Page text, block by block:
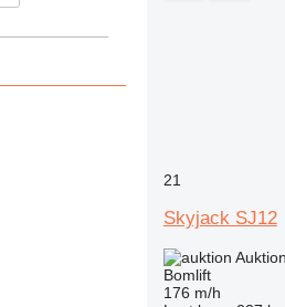
21
Skyjack SJ12
Auktion
Bomlift
176 m/h